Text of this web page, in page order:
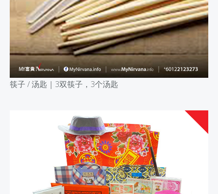
筷子 / 汤匙｜ 3双筷子，3个汤匙